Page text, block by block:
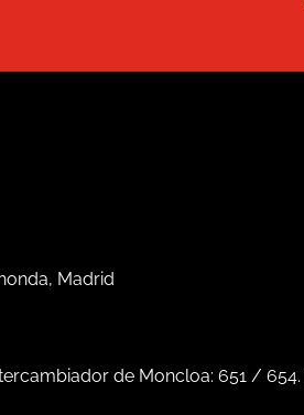
Madrid
de Moncloa: 651 / 654